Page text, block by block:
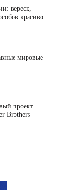
вереск,
красиво
мировые
проект
Brothers